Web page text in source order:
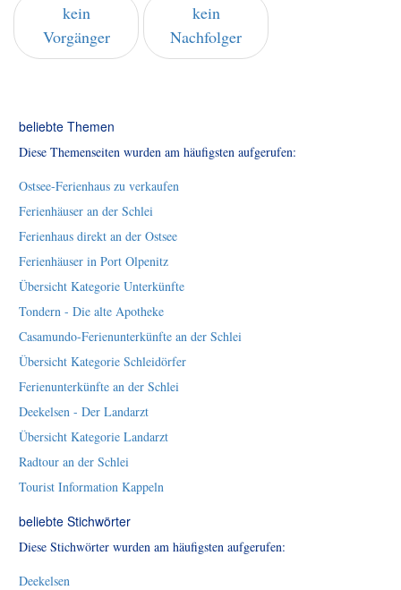
kein
Vorgänger
kein
Nachfolger
beliebte Themen
Diese Themenseiten wurden am häufigsten aufgerufen:
Ostsee-Ferienhaus zu verkaufen
Ferienhäuser an der Schlei
Ferienhaus direkt an der Ostsee
Ferienhäuser in Port Olpenitz
Übersicht Kategorie Unterkünfte
Tondern - Die alte Apotheke
Casamundo-Ferienunterkünfte an der Schlei
Übersicht Kategorie Schleidörfer
Ferienunterkünfte an der Schlei
Deekelsen - Der Landarzt
Übersicht Kategorie Landarzt
Radtour an der Schlei
Tourist Information Kappeln
beliebte Stichwörter
Diese Stichwörter wurden am häufigsten aufgerufen:
Deekelsen